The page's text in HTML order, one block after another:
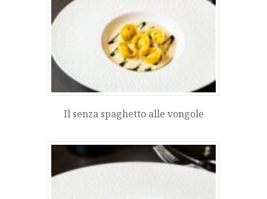
Il senza spaghetto alle vongole